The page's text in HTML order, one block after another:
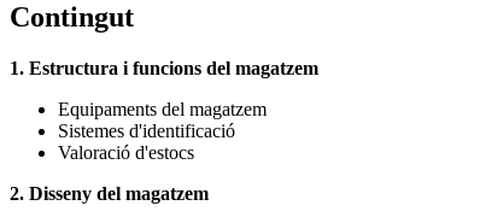
Contingut
1. Estructura i funcions del magatzem
Equipaments del magatzem
Sistemes d'identificació
Valoració d'estocs
2. Disseny del magatzem